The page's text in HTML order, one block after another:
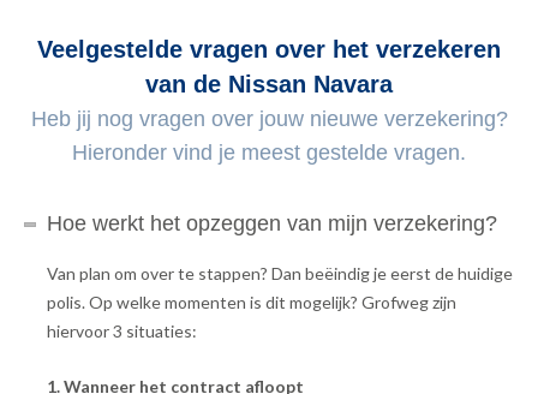
Veelgestelde vragen over het verzekeren
van de Nissan Navara
Heb jij nog vragen over jouw nieuwe verzekering?
Hieronder vind je meest gestelde vragen.
Hoe werkt het opzeggen van mijn verzekering?
Van plan om over te stappen? Dan beëindig je eerst de huidige
polis. Op welke momenten is dit mogelijk? Grofweg zijn
hiervoor 3 situaties:
1. Wanneer het contract afloopt